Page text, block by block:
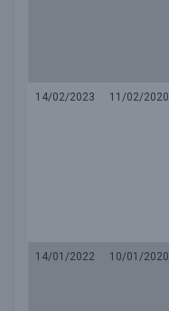
14/02/2023 11/02/2020
14/01/2022 10/01/2020